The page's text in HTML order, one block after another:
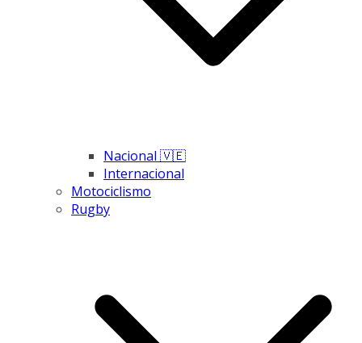
Nacional 🇻🇪
Internacional
Motociclismo
Rugby